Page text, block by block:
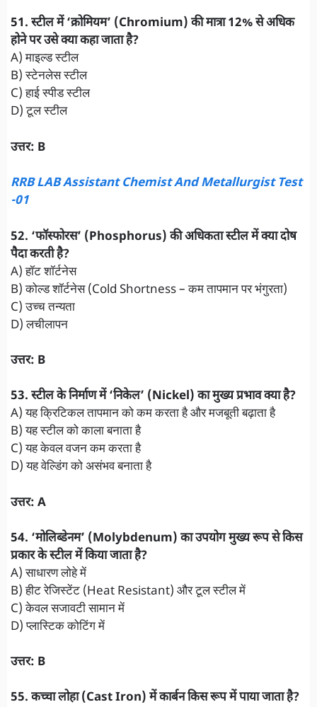
51. स्टील में ‘क्रोमियम’ (Chromium) की मात्रा 12% से अधिक
होने पर उसे क्या कहा जाता है?
A) माइल्ड स्टील
B) स्टेनलेस स्टील
C) हाई स्पीड स्टील
D) टूल स्टील
उत्तर: B
RRB LAB Assistant Chemist And Metallurgist Test
-01
52. ‘फॉस्फोरस’ (Phosphorus) की अधिकता स्टील में क्या दोष
पैदा करती है?
A) हॉट शॉर्टनेस
B) कोल्ड शॉर्टनेस (Cold Shortness – कम तापमान पर भंगुरता)
C) उच्च तन्यता
D) लचीलापन
उत्तर: B
53. स्टील के निर्माण में ‘निकेल’ (Nickel) का मुख्य प्रभाव क्या है?
A) यह क्रिटिकल तापमान को कम करता है और मजबूती बढ़ाता है
B) यह स्टील को काला बनाता है
C) यह केवल वजन कम करता है
D) यह वेल्डिंग को असंभव बनाता है
उत्तर: A
54. ‘मोलिब्डेनम’ (Molybdenum) का उपयोग मुख्य रूप से किस
प्रकार के स्टील में किया जाता है?
A) साधारण लोहे में
B) हीट रेजिस्टेंट (Heat Resistant) और टूल स्टील में
C) केवल सजावटी सामान में
D) प्लास्टिक कोटिंग में
उत्तर: B
55. कच्चा लोहा (Cast Iron) में कार्बन किस रूप में पाया जाता है?